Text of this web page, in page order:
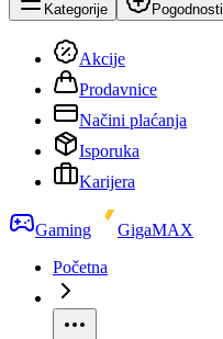
Kategorije Pogodnosti
Akcije
Prodavnice
Načini plaćanja
Isporuka
Karijera
Gaming
GigaMAX
Početna